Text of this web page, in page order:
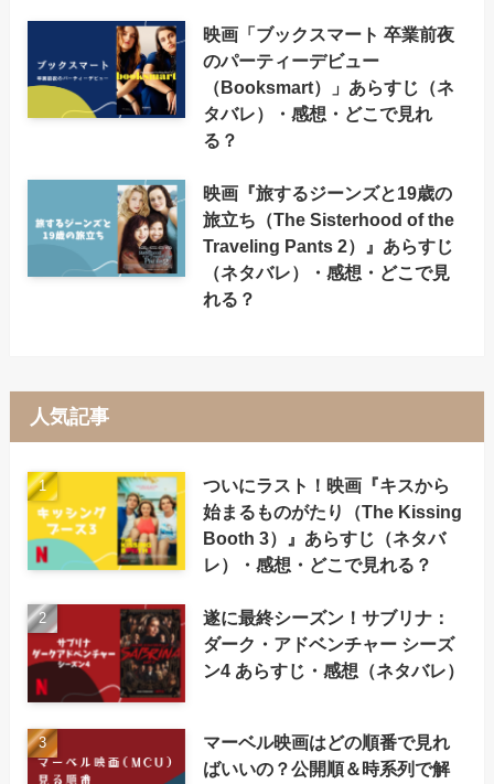
映画「ブックスマート 卒業前夜
のパーティーデビュー
（Booksmart）」あらすじ（ネ
タバレ）・感想・どこで見れ
る？
映画『旅するジーンズと19歳の
旅立ち（The Sisterhood of the
Traveling Pants 2）』あらすじ
（ネタバレ）・感想・どこで見
れる？
人気記事
ついにラスト！映画『キスから
始まるものがたり（The Kissing
Booth 3）』あらすじ（ネタバ
レ）・感想・どこで見れる？
遂に最終シーズン！サブリナ：
ダーク・アドベンチャー シーズ
ン4 あらすじ・感想（ネタバレ）
マーベル映画はどの順番で見れ
ばいいの？公開順＆時系列で解